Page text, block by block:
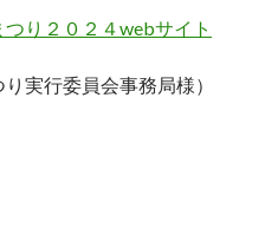
り２０２４webサイト
実行委員会事務局様）